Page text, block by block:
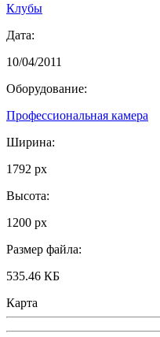
Клубы
Дата:
10/04/2011
Оборудование:
Профессиональная камера
Ширина:
1792 px
Высота:
1200 px
Размер файла:
535.46 КБ
Карта